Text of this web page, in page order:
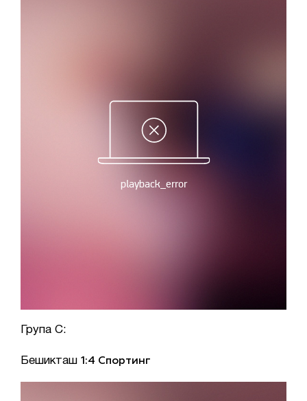
Група C:
Бешикташ 1:4 Спортинг